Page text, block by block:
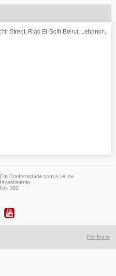
Street, Riad El-Solh Beirut, Lebanon,
Em Conformidade com a Lei de
Investimento
No. 360
Por Koein